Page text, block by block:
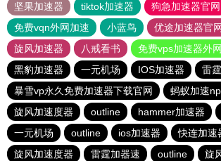
坚果加速器
tiktok加速器
狗急加速器官网
免费vqn外网加速
小蓝鸟 优途加速器官网
旋风加速器
八戒看书
免费vps加速器外
黑豹加速器
一元机场 IOS加速器
雷
暴雪vp永久免费加速器下载官网
蚂蚁加速
旋风加速度器
outline hammer加速器
一元机场
outline ios加速器
快连加速
旋风加速度器
雷霆加器速 outline 旋